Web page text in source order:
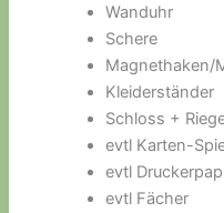
Wanduhr
Schere
Magnethaken/
Kleiderständer
Schloss +
evtl Karten-
evtl
evtl Fächer